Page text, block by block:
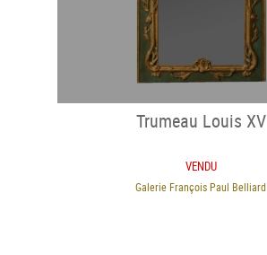
Trumeau Louis XV
VENDU
Galerie François Paul Belliard